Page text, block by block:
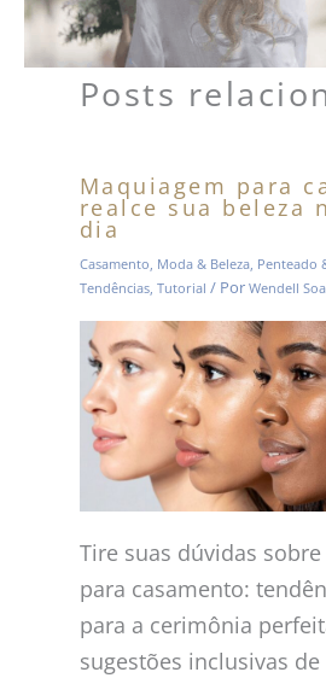
Posts
Maquiagem para
realce sua beleza
dia
Casamento Moda & Beleza, Penteado
Tendências, Tutorial / Por Wendell
Tire suas dúvidas
para casamento:
para a cerimônia
sugestões inclusivas de